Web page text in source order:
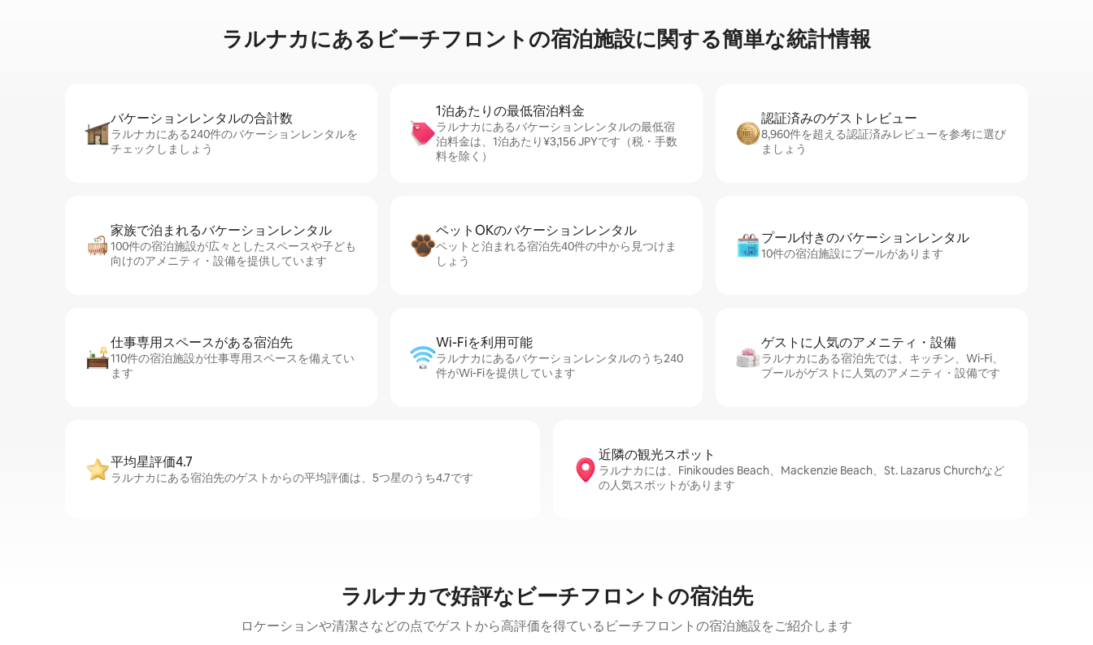
ラルナカに⁠あ⁠るビ⁠ー⁠チ⁠フ⁠ロ⁠ン⁠ト⁠の宿⁠泊⁠施⁠設⁠に関⁠す⁠る簡⁠単⁠な統⁠計⁠情⁠報
バケーションレ⁠ン⁠タ⁠ル⁠の合⁠計⁠数
ラルナカにある240件のバケーションレンタルを
チェックしましょう
1泊あたりの最⁠低⁠宿⁠泊⁠料⁠金
ラルナカにあるバケーションレンタルの最低宿
泊料金は、1泊あたり¥3,156 JPYです（税・手数
料を除く）
認証済みのゲ⁠ス⁠ト⁠レ⁠ビ⁠ュ⁠ー
8,960件を超える認証済みレビューを参考に選び
ましょう
家族で泊まれるバ⁠ケ⁠ー⁠シ⁠ョ⁠ンレ⁠ン⁠タ⁠ル
100件の宿泊施設が広々としたスペースや子ども
向けのアメニティ・設備を提供しています
ペットOKのバ⁠ケ⁠ー⁠シ⁠ョ⁠ンレ⁠ン⁠タ⁠ル
ペットと泊まれる宿泊先40件の中から見つけま
しょう
プール付きのバ⁠ケ⁠ー⁠シ⁠ョ⁠ンレ⁠ン⁠タ⁠ル
10件の宿泊施設にプールがあります
仕事専用ス⁠ペ⁠ー⁠スがあ⁠る宿⁠泊⁠先
110件の宿泊施設が仕事専用スペースを備えてい
ます
Wi-Fiを利⁠用⁠可⁠能
ラルナカにあるバケーションレンタルのうち240
件がWi-Fiを提供しています
ゲストに人⁠気⁠のア⁠メ⁠ニ⁠テ⁠ィ・設⁠備
ラルナカにある宿泊先では、キッチン、Wi-Fi、
プールがゲストに人気のアメニティ・設備です
平均星評価4.7
ラルナカにある宿泊先のゲストからの平均評価は、5つ星のうち4.7です
近隣の観光ス⁠ポ⁠ッ⁠ト
ラルナカには、Finikoudes Beach、Mackenzie Beach、St. Lazarus Churchなど
の人気スポットがあります
ラルナカで好評なビーチフロントの宿泊先
ロケーションや清潔さなどの点でゲストから高評価を得ているビーチフロントの宿泊施設をご紹介します